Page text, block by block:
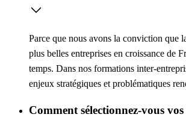
Parce que nous avons la conviction que
plus belles entreprises en croissance de
temps. Dans nos formations inter-
enjeux stratégiques et problématiques
Comment sélectionnez-vous